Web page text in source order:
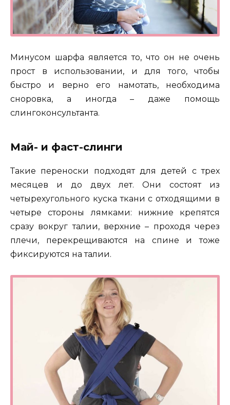
Минусом шарфа является то, что он не очень
прост в использовании, и для того, чтобы
быстро и верно его намотать, необходима
сноровка, а иногда – даже помощь
слингоконсультанта.
Май- и фаст-слинги
Такие переноски подходят для детей с трех
месяцев и до двух лет. Они состоят из
четырехугольного куска ткани с отходящими в
четыре стороны лямками: нижние крепятся
сразу вокруг талии, верхние – проходя через
плечи, перекрещиваются на спине и тоже
фиксируются на талии.